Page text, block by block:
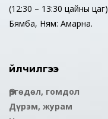
(12:30 – 13:30 цайны цаг)
Бямба, Ням: Амарна.
Үйлчилгээ
Өргөдөл, гомдол
Дүрэм, журам